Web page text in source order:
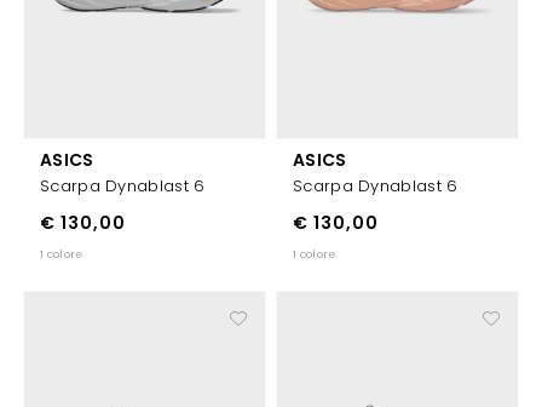
ASICS
Scarpa Dynablast 6
€ 130,00
1 colore
ASICS
Scarpa Dynablast 6
€ 130,00
1 colore